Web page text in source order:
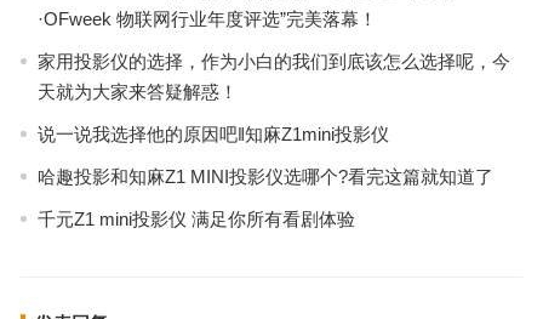
·OFweek 物联网行业年度评选”完美落幕！
家用投影仪的选择，作为小白的我们到底该怎么选择呢，今
天就为大家来答疑解惑！
说一说我选择他的原因吧‖知麻Z1mini投影仪
哈趣投影和知麻Z1 MINI投影仪选哪个?看完这篇就知道了
千元Z1 mini投影仪 满足你所有看剧体验